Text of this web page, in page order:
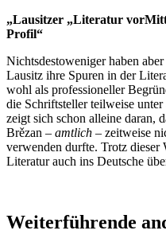
„Lausitzer „Literatur
Profil“
Nichtsdestoweniger haben
Lausitz ihre Spuren in der
wohl als professioneller
die Schriftsteller teilweise
zeigt sich schon alleine daran,
Brězan – amtlich – zeitweise
verwenden durfte. Trotz
Literatur auch ins Deutsche
Weiterführende